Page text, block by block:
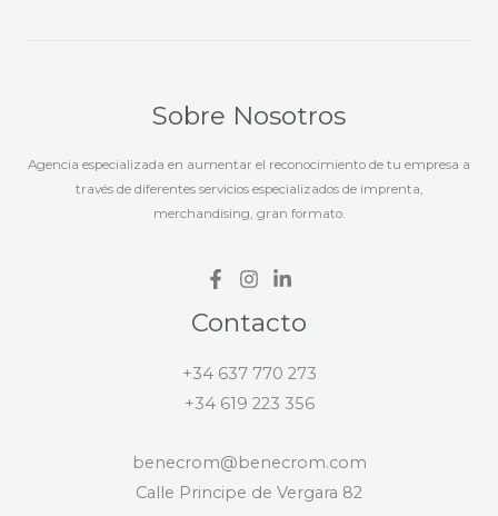
Sobre Nosotros
Agencia especializada en aumentar el reconocimiento de tu empresa a
través de diferentes servicios especializados de imprenta,
merchandising, gran formato.
Contacto
+34 637 770 273
+34 619 223 356
benecrom@benecrom.com
Calle Principe de Vergara 82